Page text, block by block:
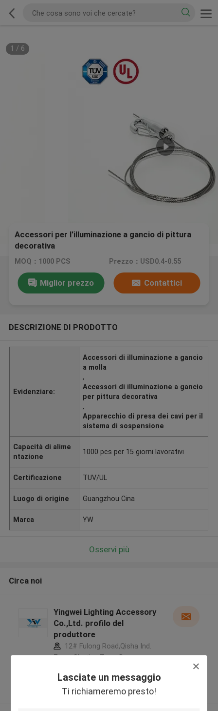
Lasciate un messaggio
Ti richiameremo presto!
1 / 6
Accessori per l'illuminazione a gancio di pittura
decorativa
MOQ：1000 PCS Prezzo：USD0.4-0.55
Miglior prezzo Contattici
DESCRIZIONE DI PRODOTTO
Evidenziare:
Accessori di illuminazione a gancio
a molla
,
Accessori di illuminazione a gancio
per pittura decorativa
,
Apparecchio di presa dei cavi per il
sistema di sospensione
Capacità di alime
ntazione
1000 pcs per 15 giorni lavorativi
Certificazione TUV/UL
Luogo di origine Guangzhou Cina
Marca YW
Osservi più
Circa noi
Yingwei Lighting Accessory
Co.,Ltd. profilo del
produttore
12# Fulong Road,Qisha Ind.
Zone, Shatian Town,Dongguan,
5.0
Fornitore verificato